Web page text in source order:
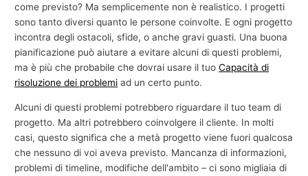
come previsto? Ma semplicemente non è realistico. I progetti
sono tanto diversi quanto le persone coinvolte. E ogni progetto
incontra degli ostacoli, sfide, o anche gravi guasti. Una buona
pianificazione può aiutare a evitare alcuni di questi problemi,
ma è più che probabile che dovrai usare il tuoCapacità di
risoluzione dei problemi ad un certo punto.
Alcuni di questi problemi potrebbero riguardare il tuo team di
progetto. Ma altri potrebbero coinvolgere il cliente. In molti
casi, questo significa che a metà progetto viene fuori qualcosa
che nessuno di voi aveva previsto. Mancanza di informazioni,
problemi di timeline, modifiche dell'ambito – ci sono migliaia di